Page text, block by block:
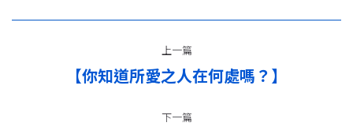
上一篇
上
篇：
【你知道所愛之人在何處嗎？】
下一篇